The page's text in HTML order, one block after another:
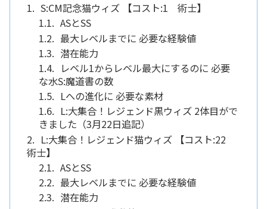
S:CM記念猫ウィズ 【コスト:1 術士】
ASとSS
最大レベルまでに 必要な経験値
潜在能力
レベル1からレベル最大にするのに 必要
な水S:魔道書の数
Lへの進化に 必要な素材
L:大集合！レジェンド黒ウィズ 2体目がで
きました（3月22日追記）
L:大集合！レジェンド猫ウィズ 【コスト:22
術士】
ASとSS
最大レベルまでに 必要な経験値
潜在能力